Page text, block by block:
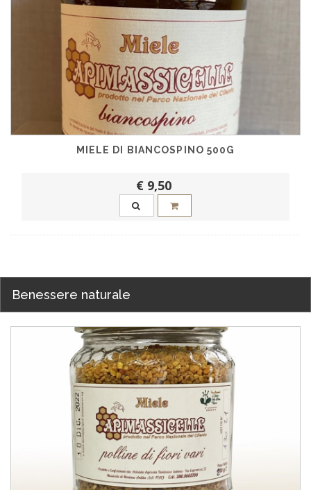
MIELE DI BIANCOSPINO 500G
€ 9,50
Benessere naturale